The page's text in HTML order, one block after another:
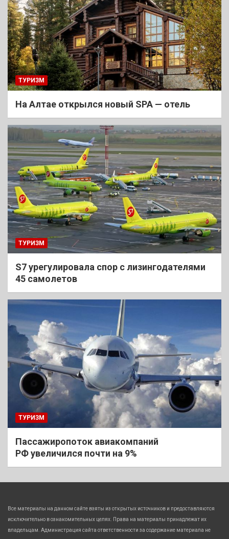
ТУРИЗМ
На Алтае открылся новый SPA — отель
ТУРИЗМ
S7 урегулировала спор с лизингодателями
45 самолетов
ТУРИЗМ
Пассажиропоток авиакомпаний
РФ увеличился почти на 9%
Все материалы на данном сайте взяты из открытых источников и предоставляются
исключительно в ознакомительных целях. Права на материалы принадлежат их
владельцам. Администрация сайта ответственности за содержание материала не